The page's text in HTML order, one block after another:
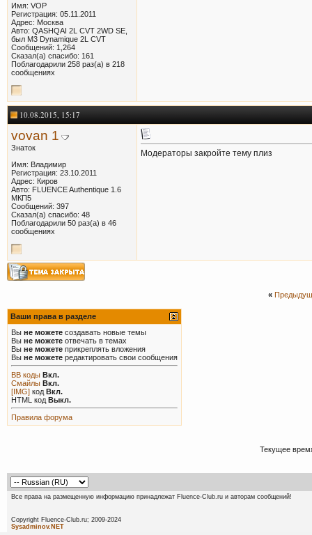
Имя: VOP
Регистрация: 05.11.2011
Адрес: Москва
Авто: QASHQAI 2L CVT 2WD SE,
был M3 Dynamique 2L CVT
Сообщений: 1,264
Сказал(а) спасибо: 161
Поблагодарили 258 раз(а) в 218
сообщениях
10.08.2015, 15:17
vovan 1
Знаток
Имя: Владимир
Регистрация: 23.10.2011
Адрес: Киров
Авто: FLUENCE Authentique 1.6
МКП5
Сообщений: 397
Сказал(а) спасибо: 48
Поблагодарили 50 раз(а) в 46
сообщениях
Модераторы закройте тему плиз
«
Ваши права в разделе
Вы не можете создавать новые темы
Вы не можете отвечать в темах
Вы не можете прикреплять вложения
Вы не можете редактировать свои сообщения
BB коды Вкл.
Смайлы Вкл.
[IMG] код Вкл.
HTML код Выкл.
Правила форума
Текущее
Все права на размещенную информацию принадлежат Fluence-Club.ru и авторам сообщений!
Copyright Fluence-Club.ru;
Sysadminov.NET